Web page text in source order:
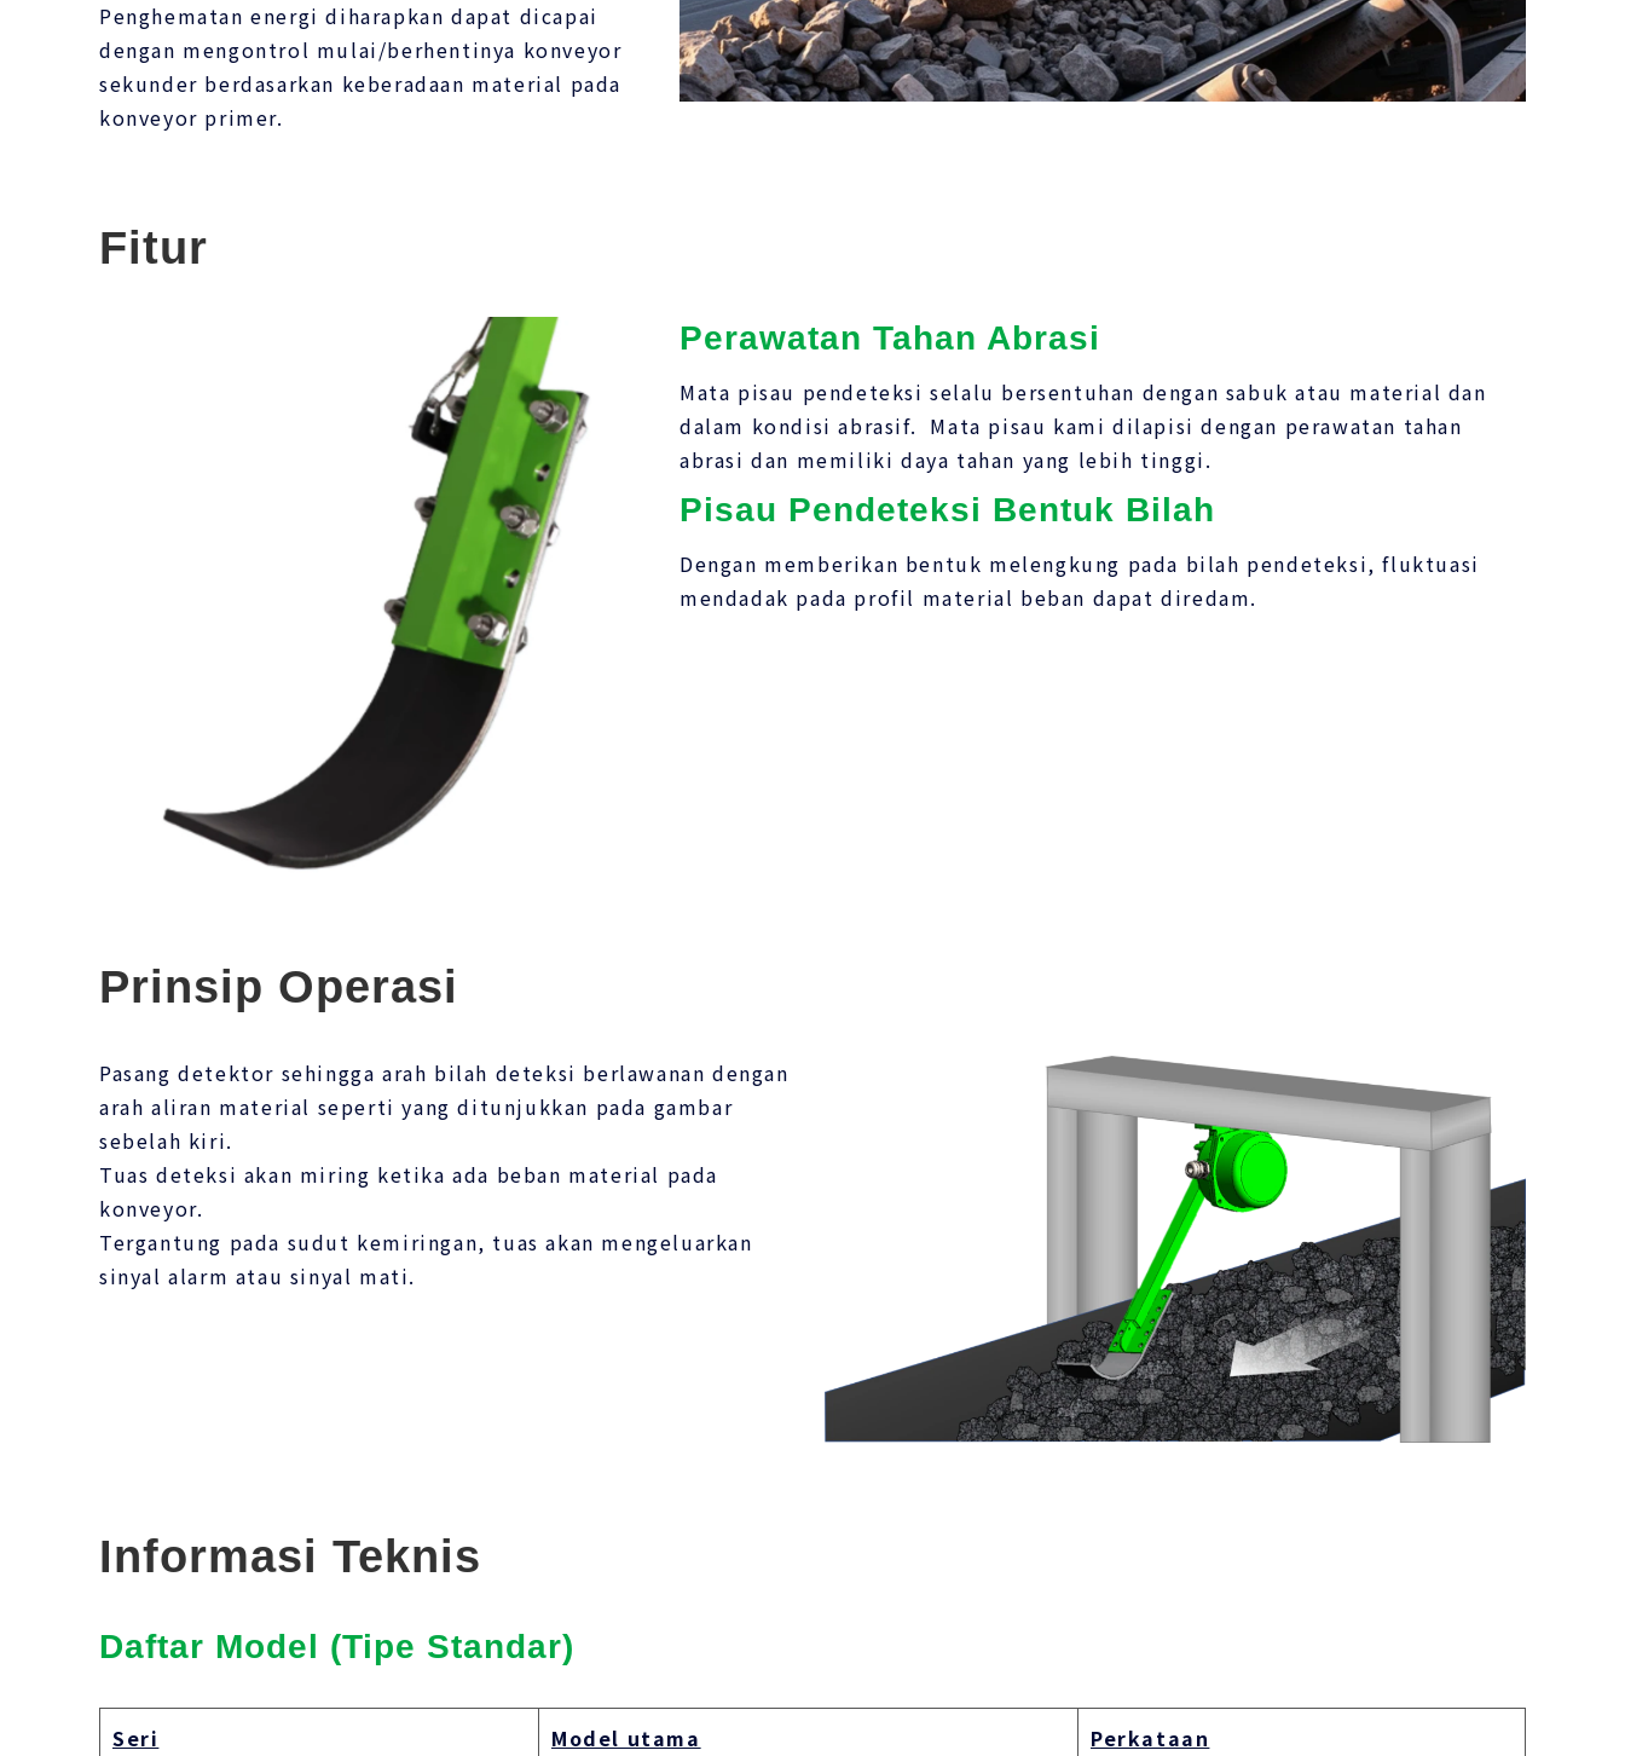
Penghematan energi diharapkan dapat dicapai
dengan mengontrol mulai/berhentinya konveyor
sekunder berdasarkan keberadaan material pada
konveyor primer.
Fitur
Perawatan Tahan Abrasi
Mata pisau pendeteksi selalu bersentuhan dengan sabuk atau material dan
dalam kondisi abrasif. Mata pisau kami dilapisi dengan perawatan tahan
abrasi dan memiliki daya tahan yang lebih tinggi.
Pisau Pendeteksi Bentuk Bilah
Dengan memberikan bentuk melengkung pada bilah pendeteksi, fluktuasi
mendadak pada profil material beban dapat diredam.
Prinsip Operasi
Pasang detektor sehingga arah bilah deteksi berlawanan dengan
arah aliran material seperti yang ditunjukkan pada gambar
sebelah kiri.
Tuas deteksi akan miring ketika ada beban material pada
konveyor.
Tergantung pada sudut kemiringan, tuas akan mengeluarkan
sinyal alarm atau sinyal mati.
Informasi Teknis
Daftar Model (Tipe Standar)
Seri Model utama Perkataan